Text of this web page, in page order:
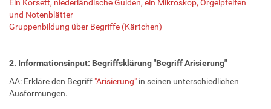
Ein Korsett, niederländische Gulden, ein Mikroskop, Orgelpfeifen
und Notenblätter
Gruppenbildung über Begriffe (Kärtchen)
2. Informationsinput: Begriffsklärung "Begriff Arisierung"
AA: Erkläre den Begriff "Arisierung" in seinen unterschiedlichen
Ausformungen.